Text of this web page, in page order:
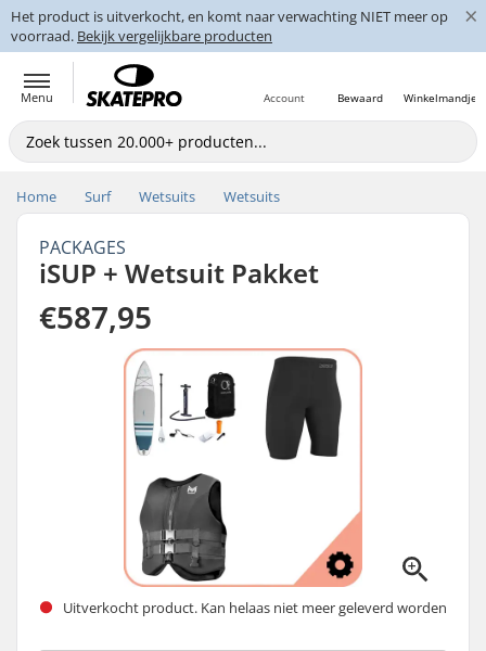
Het product is uitverkocht, en komt naar verwachting NIET meer op
voorraad. Bekijk vergelijkbare producten
×
Menu Winkelmandje
Bewaard
Account
Home Surf Wetsuits Wetsuits
PACKAGES
iSUP + Wetsuit Pakket
€587,95
Uitverkocht product. Kan helaas niet meer geleverd worden